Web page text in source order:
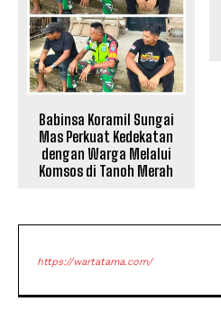
Babinsa Koramil Sungai
Mas Perkuat Kedekatan
dengan Warga Melalui
Komsos di Tanoh Merah
https://wartatama.com/